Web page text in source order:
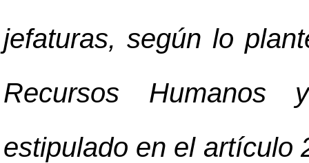
jefaturas, según lo
Recursos
estipulado en el artículo